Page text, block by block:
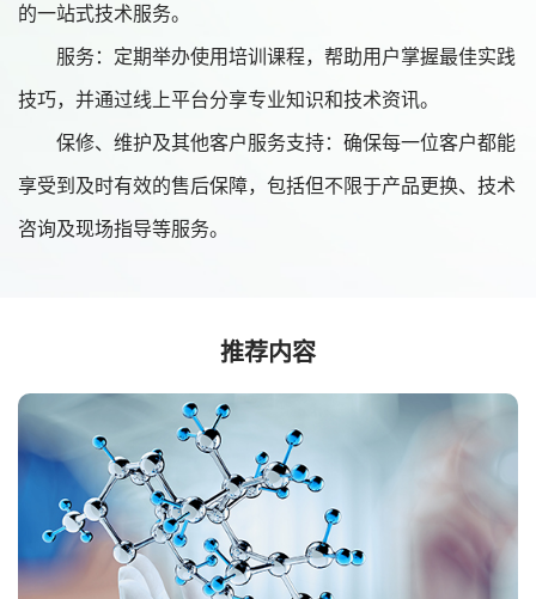
的一站式技术服务。
服务：定期举办使用培训课程，帮助用户掌握最佳实践
技巧，并通过线上平台分享专业知识和技术资讯。
保修、维护及其他客户服务支持：确保每一位客户都能
享受到及时有效的售后保障，包括但不限于产品更换、技术
咨询及现场指导等服务。
推荐内容